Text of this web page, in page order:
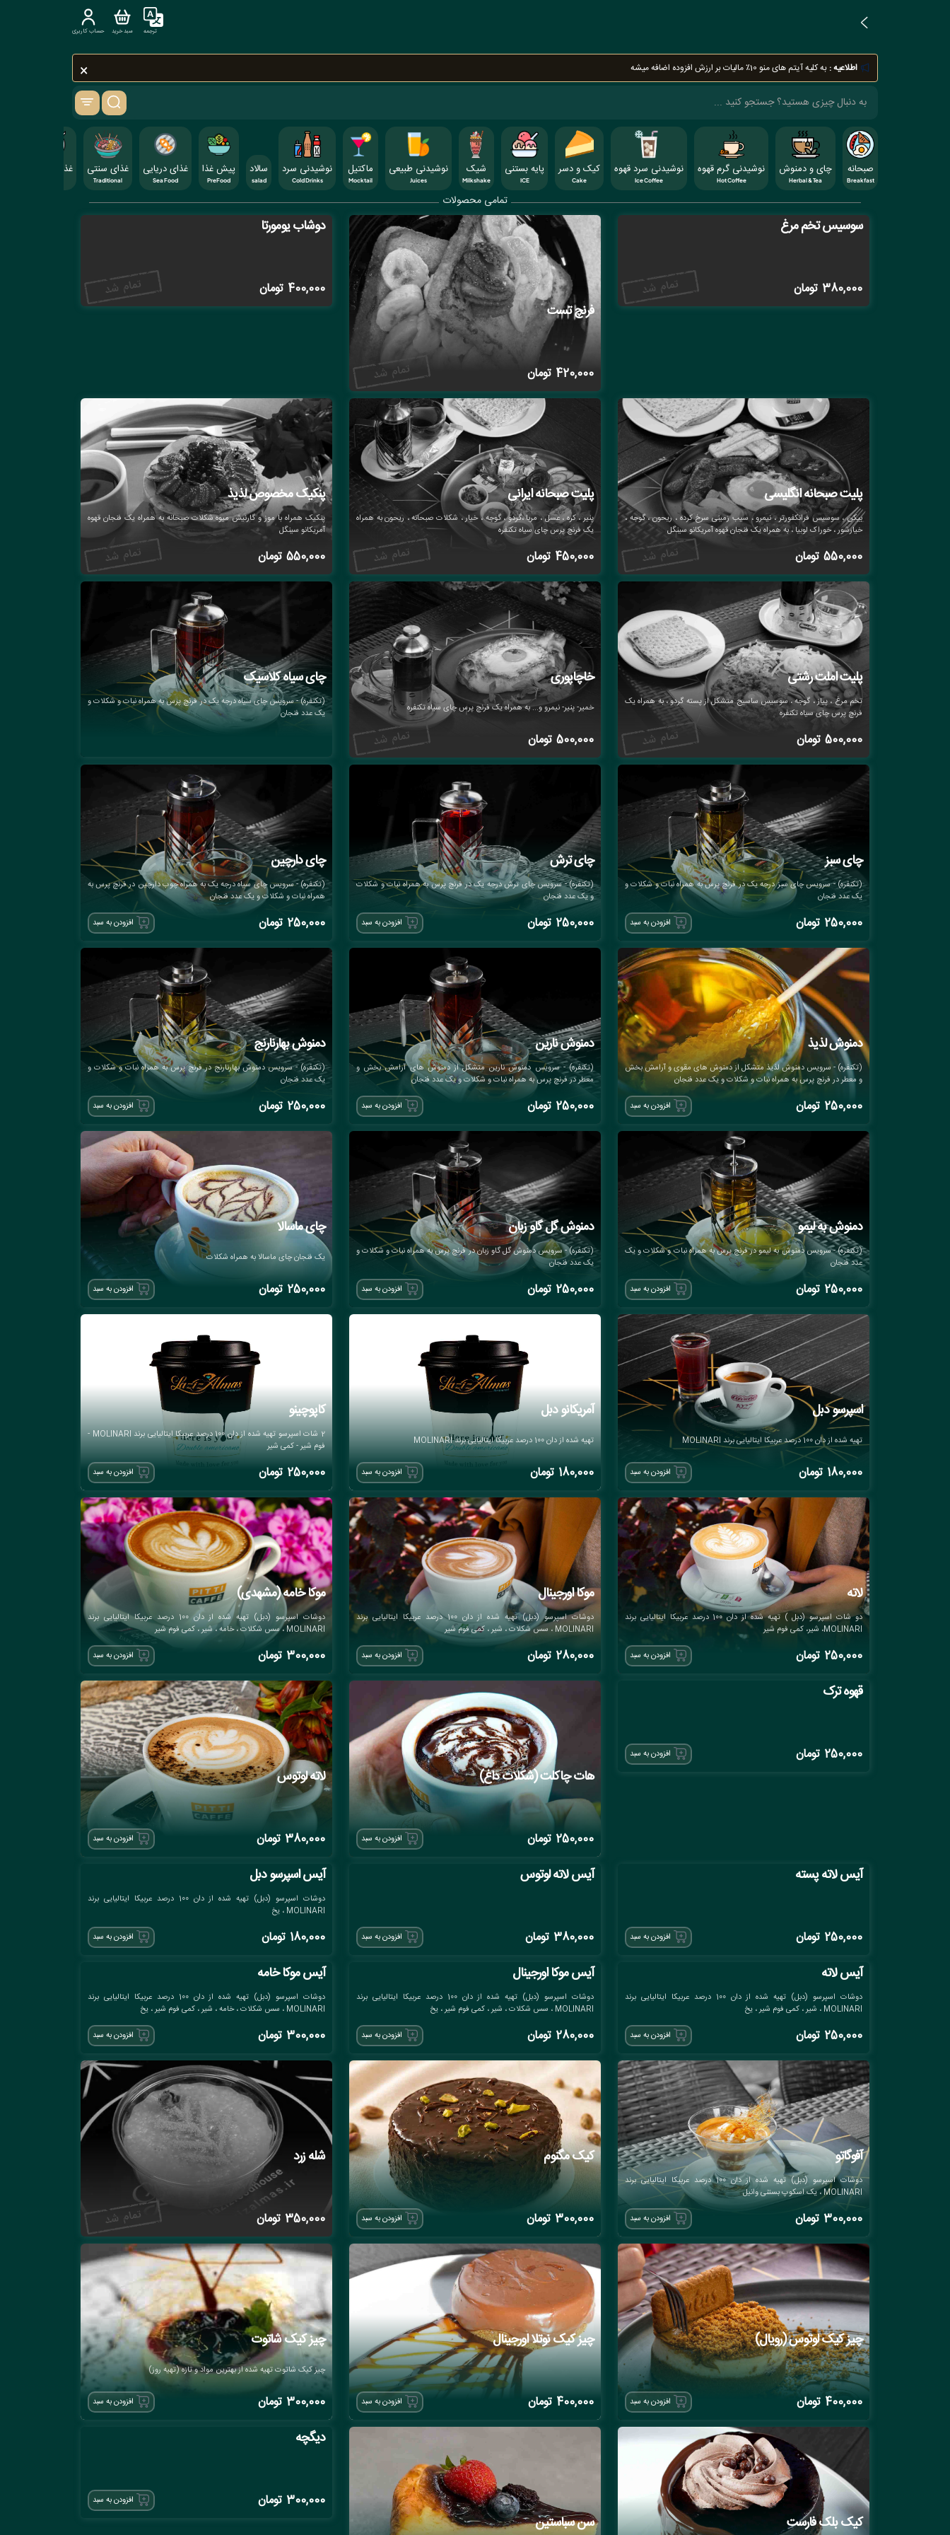
حساب کاربری سبد خرید ترجمه
× اطلاعیه : به کلیه آیتم های منو 10٪ مالیات بر ارزش افزوده اضافه میشه
صبحانه
Breakfast
چای و دمنوش
Herbal & Tea
نوشیدنی گرم قهوه
Hot Coffee
نوشیدنی سرد قهوه
Ice Coffee
کیک و دسر
Cake
پایه بستنی
ICE
شیک
Milkshake
نوشیدنی طبیعی
Juices
ماکتیل
Mocktail
نوشیدنی سرد
Cold Drinks
سالاد
salad
پیش غذا
PreFood
غذای دریایی
Sea Food
غذای سنتی
Traditional
غذای ایرانی
تمامی محصولات
سوسیس تخم مرغ
380,000 تومان
فرنچ تست
420,000 تومان
دوشاب یومورتا
400,000 تومان
پلیت صبحانه انگلیسی
بیکن ، سوسیس فرانکفورتر ، نیمرو ، سیب زمینی سرخ کرده ، ریحون ، گوجه ،
خیارشور ، خوراک لوبیا ، به همراه یک فنجان قهوه آمریکانو سینگل
550,000 تومان
پلیت صبحانه ایرانی
پنیر ، کره ، عسل ، مربا ،گردو ، گوجه ، خیار ، شکلات صبحانه ، ریحون به همراه
یک فرنچ پرس چای سیاه تکنفره
450,000 تومان
پنکیک مخصوص لذیذ
پنکیک همراه با موز و گارنیش میوه شکلات صبحانه به همراه یک فنجان قهوه
آمریکانو سینگل
550,000 تومان
پلیت املت رشتی
تخم مرغ ، پیاز ، گوجه ، سوسیس ساسیج متشکل از پسته گردو ، به همراه یک
فرنچ پرس چای سیاه تکنفره
500,000 تومان
خاچاپوری
خمیر- پنیر- نیمرو و... به همراه یک فرنچ پرس چای سیاه تکنفره
500,000 تومان
چای سیاه کلاسیک
(تکنفره) - سرویس چای سیاه درجه یک در فرنچ پرس به همراه نبات و شکلات و
یک عدد فنجان
چای سبز
(تکنفره) - سرویس چای سبز درجه یک در فرنچ پرس به همراه نبات و شکلات و
یک عدد فنجان
250,000 تومان افزودن به سبد
چای ترش
(تکنفره) - سرویس چای ترش درجه یک در فرنچ پرس به همراه نبات و شکلات
و یک عدد فنجان
250,000 تومان افزودن به سبد
چای دارچین
(تکنفره) - سرویس چای سیاه درجه یک به همراه چوب دارچین در فرنچ پرس به
همراه نبات و شکلات و یک عدد فنجان
250,000 تومان افزودن به سبد
دمنوش لذیذ
(تکنفره) - سرویس دمنوش لذیذ متشکل از دمنوش های مقوی و آرامش بخش
و معطر در فرنچ پرس به همراه نبات و شکلات و یک عدد فنجان
250,000 تومان افزودن به سبد
دمنوش نارین
(تکنفره) - سرویس دمنوش نارین متشکل از دمنوش های آرامش بخش و
معطر در فرنچ پرس به همراه نبات و شکلات و یک عدد فنجان
250,000 تومان افزودن به سبد
دمنوش بهارنارنج
(تکنفره) - سرویس دمنوش بهارنارنج در فرنچ پرس به همراه نبات و شکلات و
یک عدد فنجان
250,000 تومان افزودن به سبد
دمنوش به لیمو
(تکنفره) - سرویس دمنوش به لیمو در فرنچ پرس به همراه نبات و شکلات و یک
عدد فنجان
250,000 تومان افزودن به سبد
دمنوش گل گاو زبان
(تکنفره) - سرویس دمنوش گل گاو زبان در فرنچ پرس به همراه نبات و شکلات و
یک عدد فنجان
250,000 تومان افزودن به سبد
چای ماسالا
یک فنجان چای ماسالا به همراه شکلات
250,000 تومان افزودن به سبد
اسپرسو دبل
تهیه شده از دان 100 درصد عربیکا ایتالیایی برند MOLINARI
180,000 تومان افزودن به سبد
آمریکانو دبل
تهیه شده از دان 100 درصد عربیکا ایتالیایی برند MOLINARI
180,000 تومان افزودن به سبد
کاپوچینو
2 شات اسپرسو تهیه شده از دان 100 درصد عربیکا ایتالیایی برند MOLINARI -
فوم شیر - کمی شیر
250,000 تومان افزودن به سبد
لاته
دو شات اسپرسو (دبل ) تهیه شده از دان 100 درصد عربیکا ایتالیایی برند
MOLINARI، شیر، کمی فوم شیر
250,000 تومان افزودن به سبد
موکا اورجینال
دوشات اسپرسو (دبل) تهیه شده از دان 100 درصد عربیکا ایتالیایی برند
MOLINARI ، سس شکلات ، شیر ، کمی فوم شیر
280,000 تومان افزودن به سبد
موکا خامه (مشهدی)
دوشات اسپرسو (دبل) تهیه شده از دان 100 درصد عربیکا ایتالیایی برند
MOLINARI ، سس شکلات ، خامه ، شیر ، کمی فوم شیر
300,000 تومان افزودن به سبد
قهوه ترک
250,000 تومان افزودن به سبد
هات چاکلت (شکلات داغ)
250,000 تومان افزودن به سبد
لاته لوتوس
380,000 تومان افزودن به سبد
آیس لاته پسته
250,000 تومان افزودن به سبد
آیس لاته لوتوس
380,000 تومان افزودن به سبد
آیس اسپرسو دبل
دوشات اسپرسو (دبل) تهیه شده از دان 100 درصد عربیکا ایتالیایی برند
MOLINARI ، یخ
180,000 تومان افزودن به سبد
آیس لاته
دوشات اسپرسو (دبل) تهیه شده از دان 100 درصد عربیکا ایتالیایی برند
MOLINARI ، شیر ، کمی فوم شیر ، یخ
250,000 تومان افزودن به سبد
آیس موکا اورجینال
دوشات اسپرسو (دبل) تهیه شده از دان 100 درصد عربیکا ایتالیایی برند
MOLINARI ، سس شکلات ، شیر ، کمی فوم شیر ، یخ
280,000 تومان افزودن به سبد
آیس موکا خامه
دوشات اسپرسو (دبل) تهیه شده از دان 100 درصد عربیکا ایتالیایی برند
MOLINARI ، سس شکلات ، خامه ، شیر ، کمی فوم شیر ، یخ
300,000 تومان افزودن به سبد
آفوگاتو
دوشات اسپرسو (دبل) تهیه شده از دان 100 درصد عربیکا ایتالیایی برند
MOLINARI ، یک اسکوپ بستنی وانیل
300,000 تومان افزودن به سبد
کیک مگنوم
300,000 تومان افزودن به سبد
شله زرد
350,000 تومان
چیز کیک لوتوس (رویال)
400,000 تومان افزودن به سبد
چیز کیک نوتلا اورجینال
400,000 تومان افزودن به سبد
چیز کیک شاتوت
چیز کیک شاتوت تهیه شده از بهترین مواد و تازه (تهیه روز)
300,000 تومان افزودن به سبد
کیک بلک فارست سن سباستین
دیگچه
300,000 تومان افزودن به سبد